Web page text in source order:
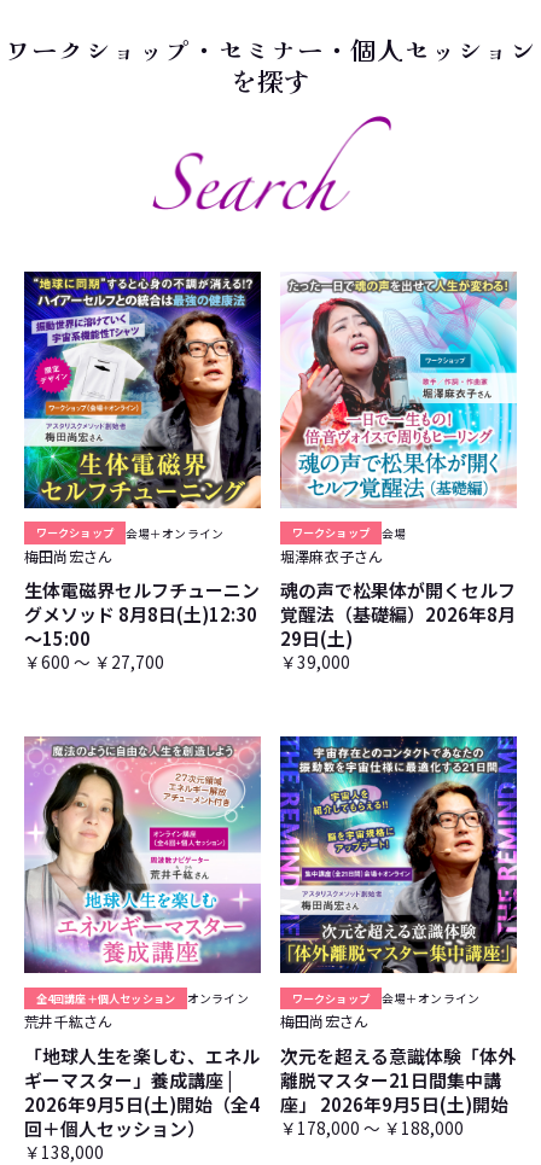
ワークショップ・セミナー・個人セッション
を探す
ワークショップ 会場＋オンライン
梅田尚宏さん
生体電磁界セルフチューニン
グメソッド 8月8日(土)12:30
～15:00
￥600 ～ ￥27,700
ワークショップ 会場
堀澤麻衣子さん
魂の声で松果体が開くセルフ
覚醒法（基礎編）2026年8月
29日(土)
￥39,000
全4回講座＋個人セッション オンライン
荒井千紘さん
「地球人生を楽しむ、エネル
ギーマスター」養成講座 |
2026年9月5日(土)開始（全4
回＋個人セッション）
￥138,000
ワークショップ 会場＋オンライン
梅田尚宏さん
次元を超える意識体験「体外
離脱マスター21日間集中講
座」 2026年9月5日(土)開始
￥178,000 ～ ￥188,000